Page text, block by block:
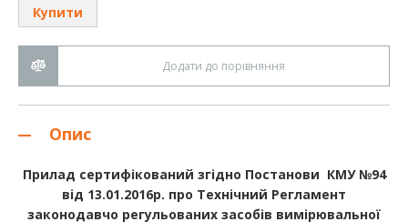
зображень
Купити
Додати до порівняння
Опис
Прилад сертифікований згідно Постанови КМУ №94
від 13.01.2016р. про Технічний Регламент
законодавчо регульованих засобів вимірювальної